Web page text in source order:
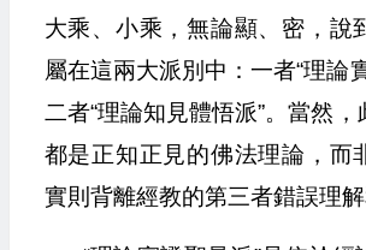
大乘、小乘，無論顯、密，說
屬在這兩大派別中：一者“理論
二者“理論知見體悟派”。當然
都是正知正見的佛法理論，而
實則背離經教的第三者錯誤理解